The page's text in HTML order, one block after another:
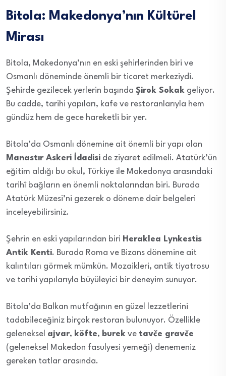
Bitola: Makedonya’nın Kültürel
Mirası
Bitola, Makedonya’nın en eski şehirlerinden biri ve
Osmanlı döneminde önemli bir ticaret merkeziydi.
Şehirde gezilecek yerlerin başında Şirok Sokak geliyor.
Bu cadde, tarihi yapıları, kafe ve restoranlarıyla hem
gündüz hem de gece hareketli bir yer.
Bitola’da Osmanlı dönemine ait önemli bir yapı olan
Manastır Askeri İdadisi de ziyaret edilmeli. Atatürk’ün
eğitim aldığı bu okul, Türkiye ile Makedonya arasındaki
tarihî bağların en önemli noktalarından biri. Burada
Atatürk Müzesi’ni gezerek o döneme dair belgeleri
inceleyebilirsiniz.
Şehrin en eski yapılarından biri Heraklea Lynkestis
Antik Kenti. Burada Roma ve Bizans dönemine ait
kalıntıları görmek mümkün. Mozaikleri, antik tiyatrosu
ve tarihi yapılarıyla büyüleyici bir deneyim sunuyor.
Bitola’da Balkan mutfağının en güzel lezzetlerini
tadabileceğiniz birçok restoran bulunuyor. Özellikle
geleneksel ajvar, köfte, burek ve tavče gravče
(geleneksel Makedon fasulyesi yemeği) denemeniz
gereken tatlar arasında.